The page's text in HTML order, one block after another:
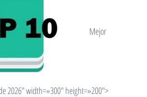
Mejor
2026″ width=»300″ height=»200″>